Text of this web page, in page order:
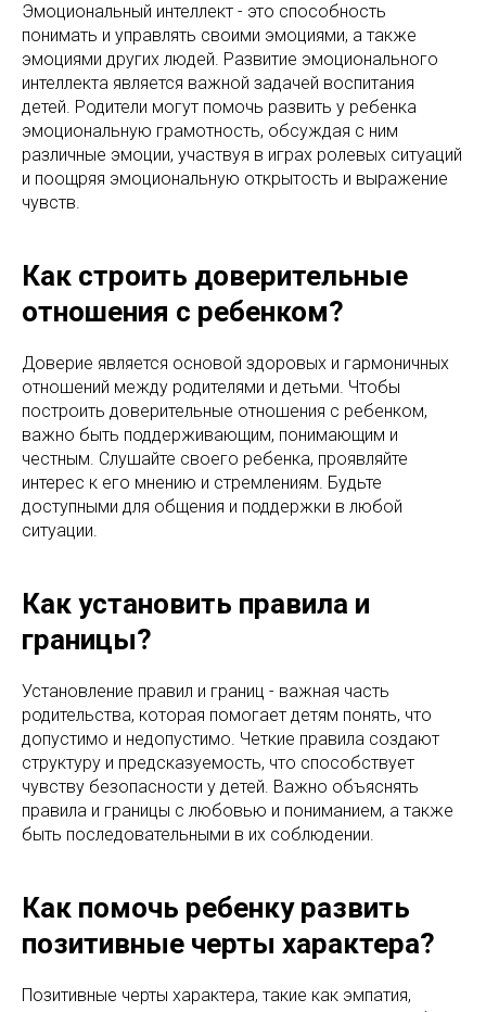
Эмоциональный интеллект - это способность
понимать и управлять своими эмоциями, а также
эмоциями других людей. Развитие эмоционального
интеллекта является важной задачей воспитания
детей. Родители могут помочь развить у ребенка
эмоциональную грамотность, обсуждая с ним
различные эмоции, участвуя в играх ролевых ситуаций
и поощряя эмоциональную открытость и выражение
чувств.
Как строить доверительные
отношения с ребенком?
Доверие является основой здоровых и гармоничных
отношений между родителями и детьми. Чтобы
построить доверительные отношения с ребенком,
важно быть поддерживающим, понимающим и
честным. Слушайте своего ребенка, проявляйте
интерес к его мнению и стремлениям. Будьте
доступными для общения и поддержки в любой
ситуации.
Как установить правила и
границы?
Установление правил и границ - важная часть
родительства, которая помогает детям понять, что
допустимо и недопустимо. Четкие правила создают
структуру и предсказуемость, что способствует
чувству безопасности у детей. Важно объяснять
правила и границы с любовью и пониманием, а также
быть последовательными в их соблюдении.
Как помочь ребенку развить
позитивные черты характера?
Позитивные черты характера, такие как эмпатия,